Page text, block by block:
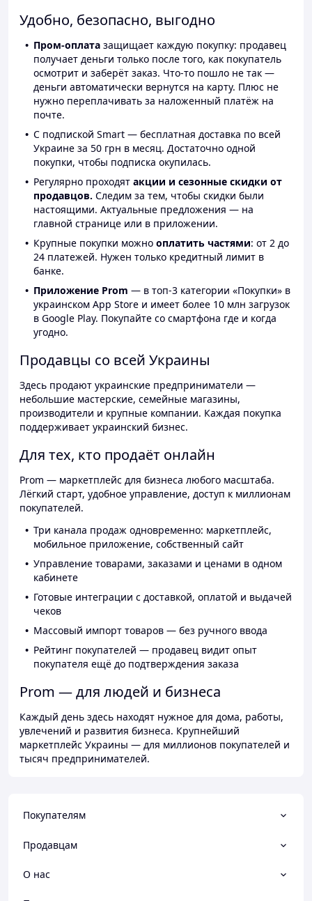
Удобно, безопасно, выгодно
Пром-оплата защищает каждую покупку: продавец
получает деньги только после того, как покупатель
осмотрит и заберёт заказ. Что-то пошло не так —
деньги автоматически вернутся на карту. Плюс не
нужно переплачивать за наложенный платёж на
почте.
С подпиской Smart — бесплатная доставка по всей
Украине за 50 грн в месяц. Достаточно одной
покупки, чтобы подписка окупилась.
Регулярно проходят акции и сезонные скидки от
продавцов. Следим за тем, чтобы скидки были
настоящими. Актуальные предложения — на
главной странице или в приложении.
Крупные покупки можно оплатить частями: от 2 до
24 платежей. Нужен только кредитный лимит в
банке.
Приложение Prom — в топ-3 категории «Покупки» в
украинском App Store и имеет более 10 млн загрузок
в Google Play. Покупайте со смартфона где и когда
угодно.
Продавцы со всей Украины
Здесь продают украинские предприниматели —
небольшие мастерские, семейные магазины,
производители и крупные компании. Каждая покупка
поддерживает украинский бизнес.
Для тех, кто продаёт онлайн
Prom — маркетплейс для бизнеса любого масштаба.
Лёгкий старт, удобное управление, доступ к миллионам
покупателей.
Три канала продаж одновременно: маркетплейс,
мобильное приложение, собственный сайт
Управление товарами, заказами и ценами в одном
кабинете
Готовые интеграции с доставкой, оплатой и выдачей
чеков
Массовый импорт товаров — без ручного ввода
Рейтинг покупателей — продавец видит опыт
покупателя ещё до подтверждения заказа
Prom — для людей и бизнеса
Каждый день здесь находят нужное для дома, работы,
увлечений и развития бизнеса. Крупнейший
маркетплейс Украины — для миллионов покупателей и
тысяч предпринимателей.
Покупателям
Продавцам
О нас